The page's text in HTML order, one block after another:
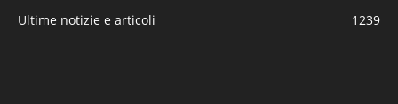
Ultime notizie e articoli 1239